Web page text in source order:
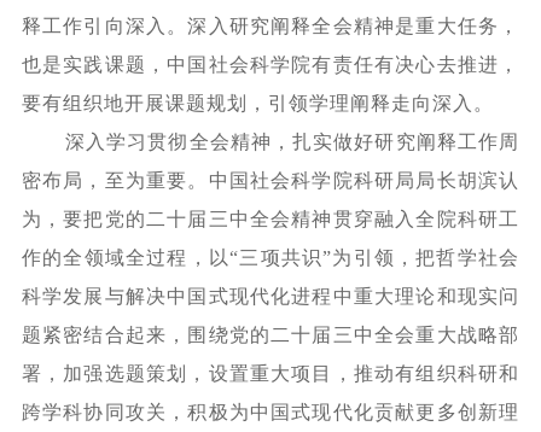
释工作引向深入。深入研究阐释全会精神是重大任务，
也是实践课题，中国社会科学院有责任有决心去推进，
要有组织地开展课题规划，引领学理阐释走向深入。
深入学习贯彻全会精神，扎实做好研究阐释工作周
密布局，至为重要。中国社会科学院科研局局长胡滨认
为，要把党的二十届三中全会精神贯穿融入全院科研工
作的全领域全过程，以“三项共识”为引领，把哲学社会
科学发展与解决中国式现代化进程中重大理论和现实问
题紧密结合起来，围绕党的二十届三中全会重大战略部
署，加强选题策划，设置重大项目，推动有组织科研和
跨学科协同攻关，积极为中国式现代化贡献更多创新理